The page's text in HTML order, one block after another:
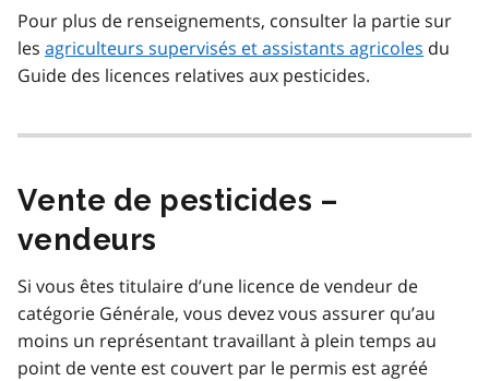
Pour plus de renseignements, consulter la partie sur
les agriculteurs supervisés et assistants agricoles du
Guide des licences relatives aux pesticides.
Vente de pesticides –
vendeurs
Si vous êtes titulaire d’une licence de vendeur de
catégorie Générale, vous devez vous assurer qu’au
moins un représentant travaillant à plein temps au
point de vente est couvert par le permis est agréé